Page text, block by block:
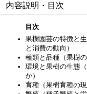
内容説明・目次
目次
果樹園芸の特徴と
と消費の動向）
種類と品種（果樹
環境と果樹の生態
か）
育種（果樹育種の